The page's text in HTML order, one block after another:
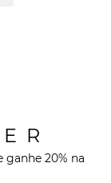
ganhe 20% na